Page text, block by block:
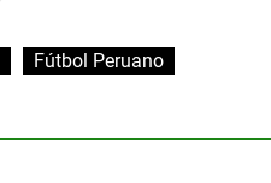
Fútbol Peruano